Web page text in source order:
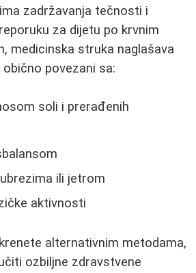
zadržavanja tečnosti i
za dijetu po krvnim
medicinska struka naglašava
povezani sa:
soli i prerađenih
ili jetrom
aktivnosti
alternativnim metodama,
ozbiljne zdravstvene